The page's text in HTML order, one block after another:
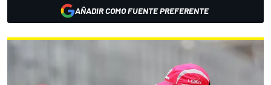
AÑADIR COMO FUENTE PREFERENTE